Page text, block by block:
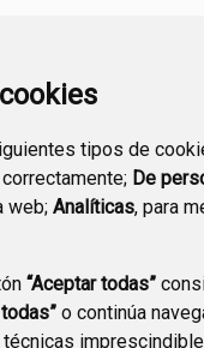
tipos de
De
web; Analíticas, para
“Aceptar todas”
o continúa